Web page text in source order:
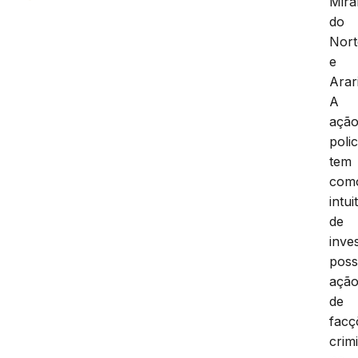
do
e
A
tem
de
de